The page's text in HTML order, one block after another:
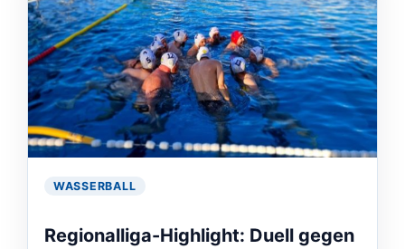
WASSERBALL
Regionalliga-Highlight: Duell gegen